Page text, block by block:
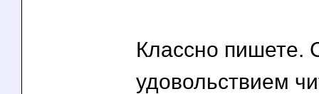
Классно пишете.
удовольствием